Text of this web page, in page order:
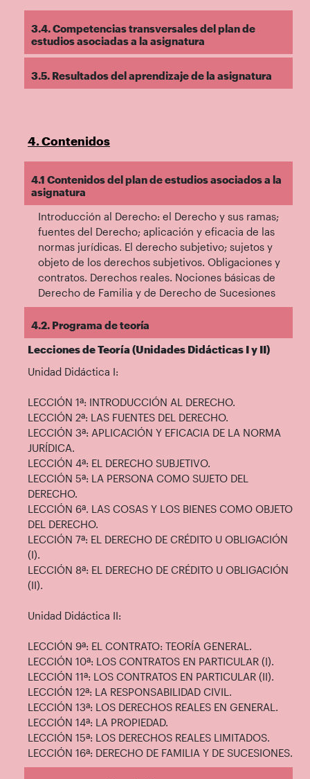
3.4. Competencias transversales del plan de
estudios asociadas a la asignatura
3.5. Resultados del aprendizaje de la asignatura
4. Contenidos
4.1 Contenidos del plan de estudios asociados a la
asignatura
Introducción al Derecho: el Derecho y sus ramas;
fuentes del Derecho; aplicación y eficacia de las
normas jurídicas. El derecho subjetivo; sujetos y
objeto de los derechos subjetivos. Obligaciones y
contratos. Derechos reales. Nociones básicas de
Derecho de Familia y de Derecho de Sucesiones
4.2. Programa de teoría
Lecciones de Teoría (Unidades Didácticas I y II)
Unidad Didáctica I:
LECCIÓN 1ª: INTRODUCCIÓN AL DERECHO.
LECCIÓN 2ª: LAS FUENTES DEL DERECHO.
LECCIÓN 3ª: APLICACIÓN Y EFICACIA DE LA NORMA
JURÍDICA.
LECCIÓN 4ª: EL DERECHO SUBJETIVO.
LECCIÓN 5ª: LA PERSONA COMO SUJETO DEL
DERECHO.
LECCIÓN 6ª. LAS COSAS Y LOS BIENES COMO OBJETO
DEL DERECHO.
LECCIÓN 7ª: EL DERECHO DE CRÉDITO U OBLIGACIÓN
(I).
LECCIÓN 8ª: EL DERECHO DE CRÉDITO U OBLIGACIÓN
(II).
Unidad Didáctica II:
LECCIÓN 9ª: EL CONTRATO: TEORÍA GENERAL.
LECCIÓN 10ª: LOS CONTRATOS EN PARTICULAR (I).
LECCIÓN 11ª: LOS CONTRATOS EN PARTICULAR (II).
LECCIÓN 12ª: LA RESPONSABILIDAD CIVIL.
LECCIÓN 13ª: LOS DERECHOS REALES EN GENERAL.
LECCIÓN 14ª: LA PROPIEDAD.
LECCIÓN 15ª: LOS DERECHOS REALES LIMITADOS.
LECCIÓN 16ª: DERECHO DE FAMILIA Y DE SUCESIONES.